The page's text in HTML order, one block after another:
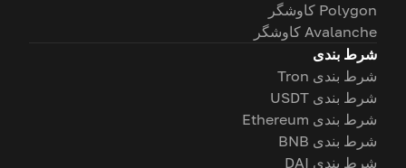
Polygon کاوشگر
Avalanche کاوشگر
شرط بندی
شرط بندی Tron
شرط بندی USDT
شرط بندی Ethereum
شرط بندی BNB
شرط بندی DAI